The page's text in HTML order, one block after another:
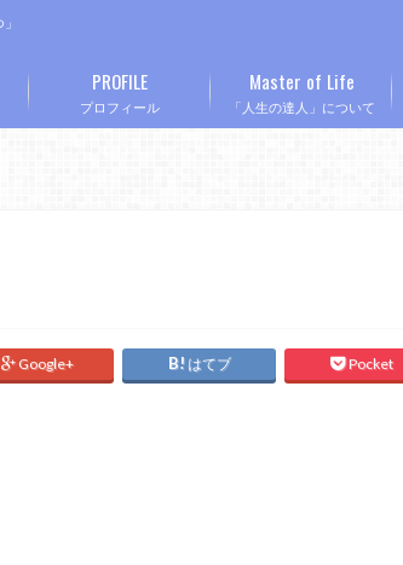
プロフィール
PROFILE
「人生の達人」について
Master of Life
Google+ はてブ Pocket